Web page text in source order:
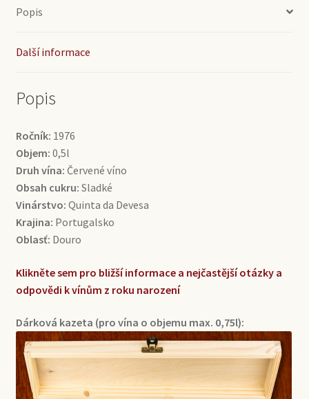
0,5l
množství
Popis
Další informace
Popis
Ročník: 1976
Objem: 0,5l
Druh vína: Červené víno
Obsah cukru: Sladké
Vinárstvo: Quinta da Devesa
Krajina: Portugalsko
Oblasť: Douro
Klikněte sem pro bližší informace a nejčastější otázky a
odpovědi k vínům z roku narození
Dárková kazeta (pro vína o objemu max. 0,75l):